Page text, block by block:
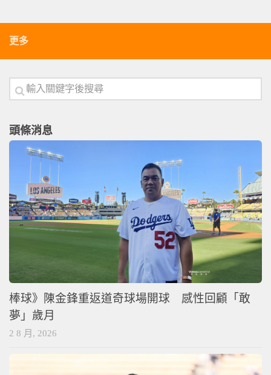
更多
頭條消息
棒球》陳金鋒重返道奇球場開球 感性回顧「敢
夢」歲月
2 8 月, 2026